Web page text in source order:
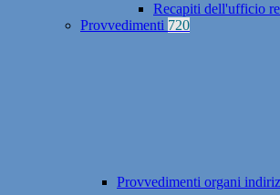
Recapiti dell'ufficio
Provvedimenti 720
Provvedimenti organi